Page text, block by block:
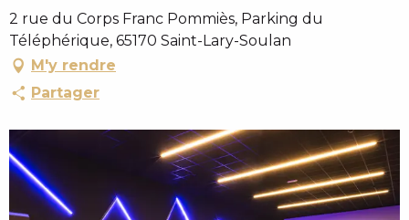
u
c
o
n
t
n
u
p
r
2 rue du Corps Franc Pommiès, Parking du
Téléphérique, 65170 Saint-Lary-Soulan
M'y rendre
Partager